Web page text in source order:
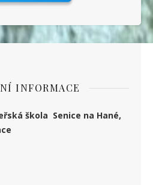
INFORMACE
škola Senice na Hané,